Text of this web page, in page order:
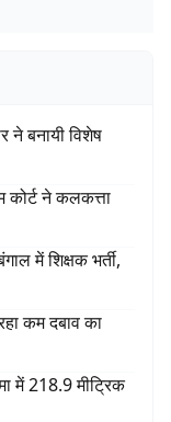
ने बनायी विशेष
कोर्ट ने कलकत्ता
में शिक्षक भर्ती,
कम दबाव का
में 218.9 मीट्रिक